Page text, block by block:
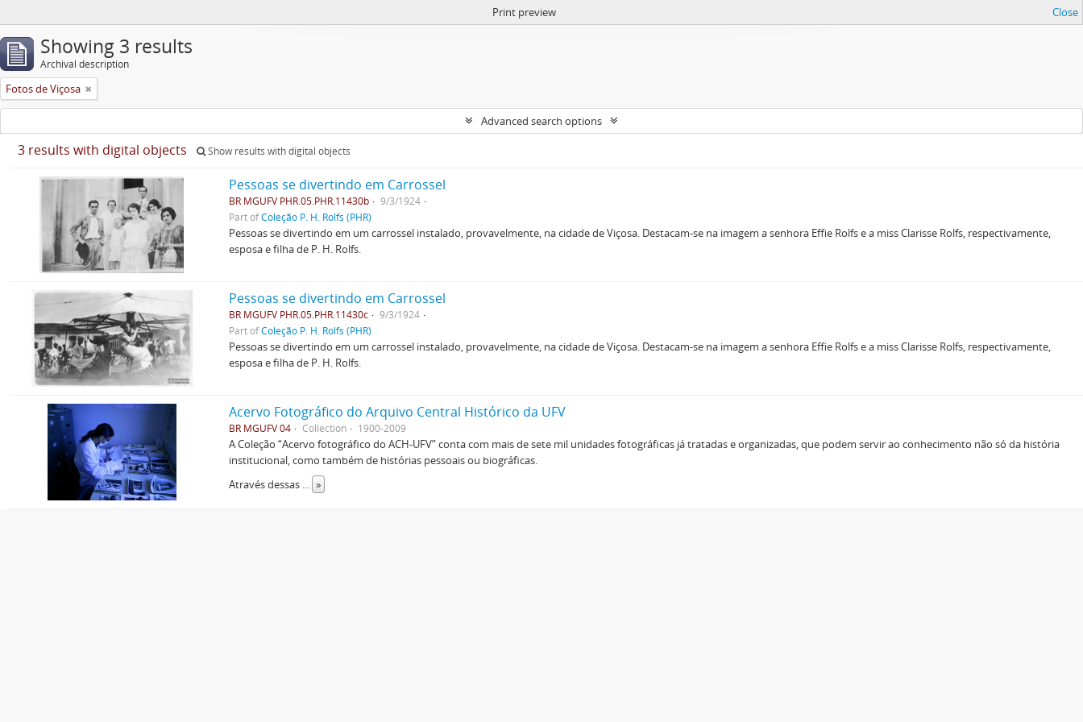
Print preview Close
Showing 3 results
Archival description
Fotos de Viçosa
Advanced search options
3 results with digital objects Show results with digital objects
Pessoas se divertindo em Carrossel
BR MGUFV PHR.05.PHR.11430b
9/3/1924
Part ofColeção P. H. Rolfs (PHR)
Pessoas se divertindo em um carrossel instalado, provavelmente, na cidade de Viçosa. Destacam-se na imagem a senhora Effie Rolfs e a miss Clarisse Rolfs, respectivamente,
esposa e filha de P. H. Rolfs.
Pessoas se divertindo em Carrossel
BR MGUFV PHR.05.PHR.11430c
9/3/1924
Part ofColeção P. H. Rolfs (PHR)
Pessoas se divertindo em um carrossel instalado, provavelmente, na cidade de Viçosa. Destacam-se na imagem a senhora Effie Rolfs e a miss Clarisse Rolfs, respectivamente,
esposa e filha de P. H. Rolfs.
Acervo Fotográfico do Arquivo Central Histórico da UFV
BR MGUFV 04 Collection 1900-2009
A Coleção “Acervo fotográfico do ACH-UFV” conta com mais de sete mil unidades fotográficas já tratadas e organizadas, que podem servir ao conhecimento não só da história
institucional, como também de histórias pessoais ou biográficas.
Através dessas ... »